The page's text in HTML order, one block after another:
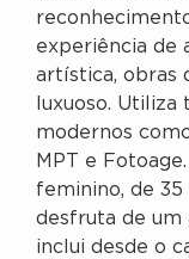
experiência de
artística, obras
luxuoso.
modernos
MPT e
feminino, de 35
desfruta de um
inclui desde o